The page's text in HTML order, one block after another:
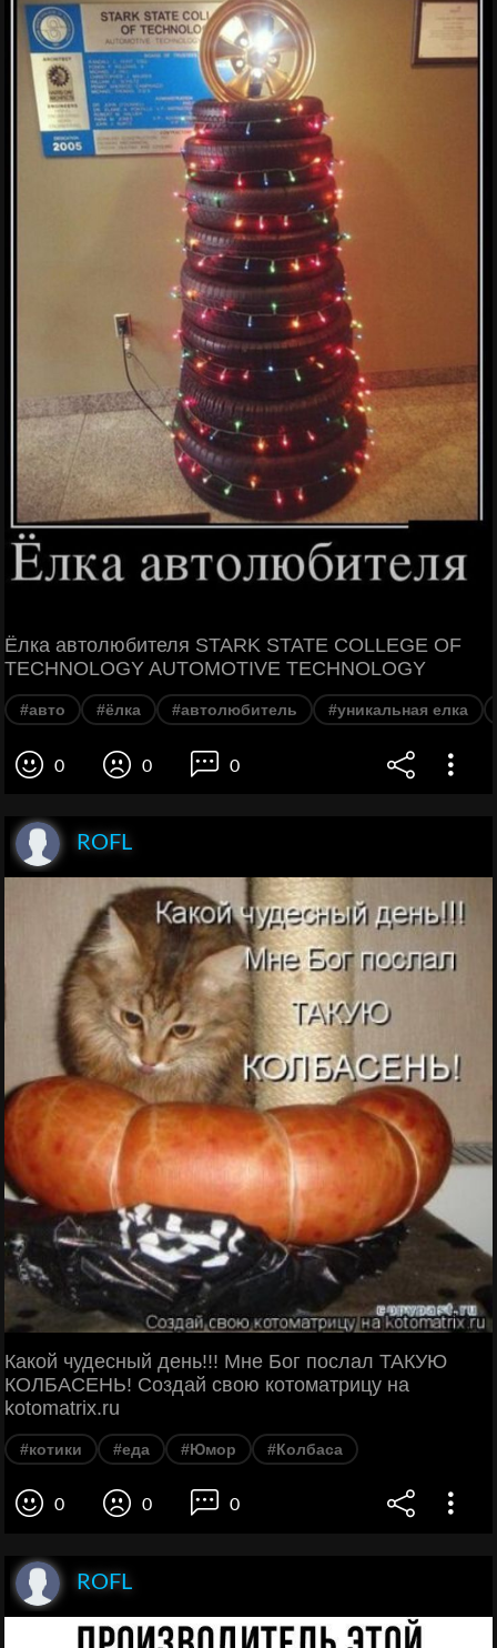
Ёлка автолюбителя STARK STATE COLLEGE OF
TECHNOLOGY AUTOMOTIVE TECHNOLOGY
#авто #ёлка #автолюбитель #уникальная елка
0 0 0
ROFL
Какой чудесный день!!! Мне Бог послал ТАКУЮ
КОЛБАСЕНЬ! Создай свою котоматрицу на
kotomatrix.ru
#котики #еда #Юмор #Колбаса
0 0 0
ROFL